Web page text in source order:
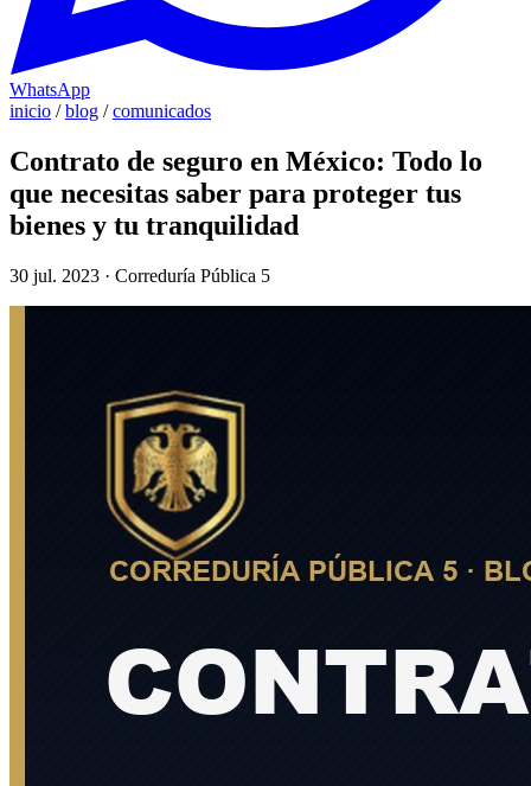
WhatsApp
inicio / blog / comunicados
Contrato de seguro en México: Todo lo
que necesitas saber para proteger tus
bienes y tu tranquilidad
30 jul. 2023 · Correduría Pública 5